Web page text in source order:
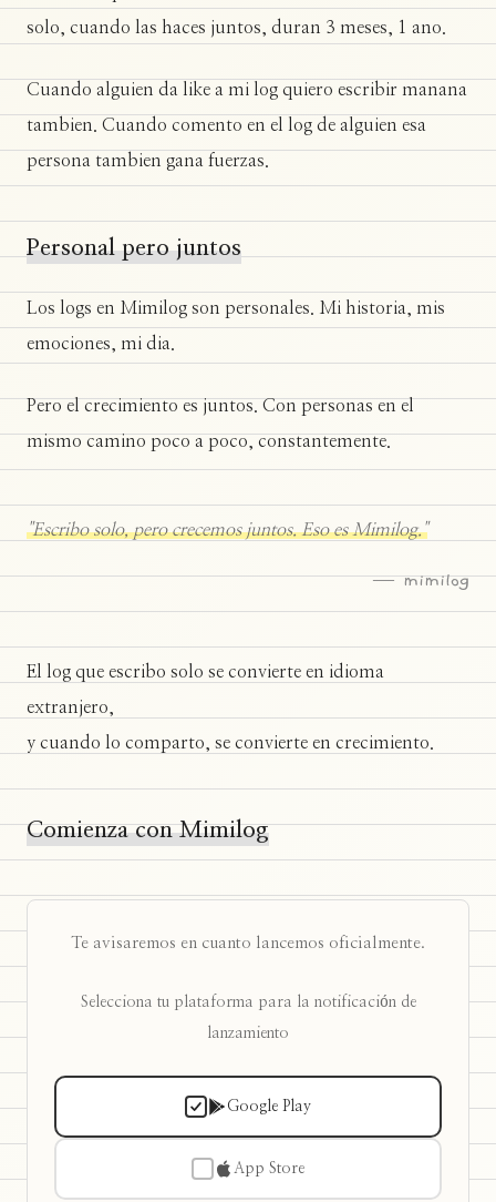
solo, cuando las haces juntos, duran 3 meses, 1 ano.
Cuando alguien da like a mi log quiero escribir manana
tambien. Cuando comento en el log de alguien esa
persona tambien gana fuerzas.
Personal pero juntos
Los logs en Mimilog son personales. Mi historia, mis
emociones, mi dia.
Pero el crecimiento es juntos. Con personas en el
mismo camino poco a poco, constantemente.
"Escribo solo, pero crecemos juntos. Eso es Mimilog."
— mimilog
El log que escribo solo se convierte en idioma
extranjero,
y cuando lo comparto, se convierte en crecimiento.
Comienza con Mimilog
Te avisaremos en cuanto lancemos oficialmente.
Selecciona tu plataforma para la notificación de
lanzamiento
Google Play
App Store